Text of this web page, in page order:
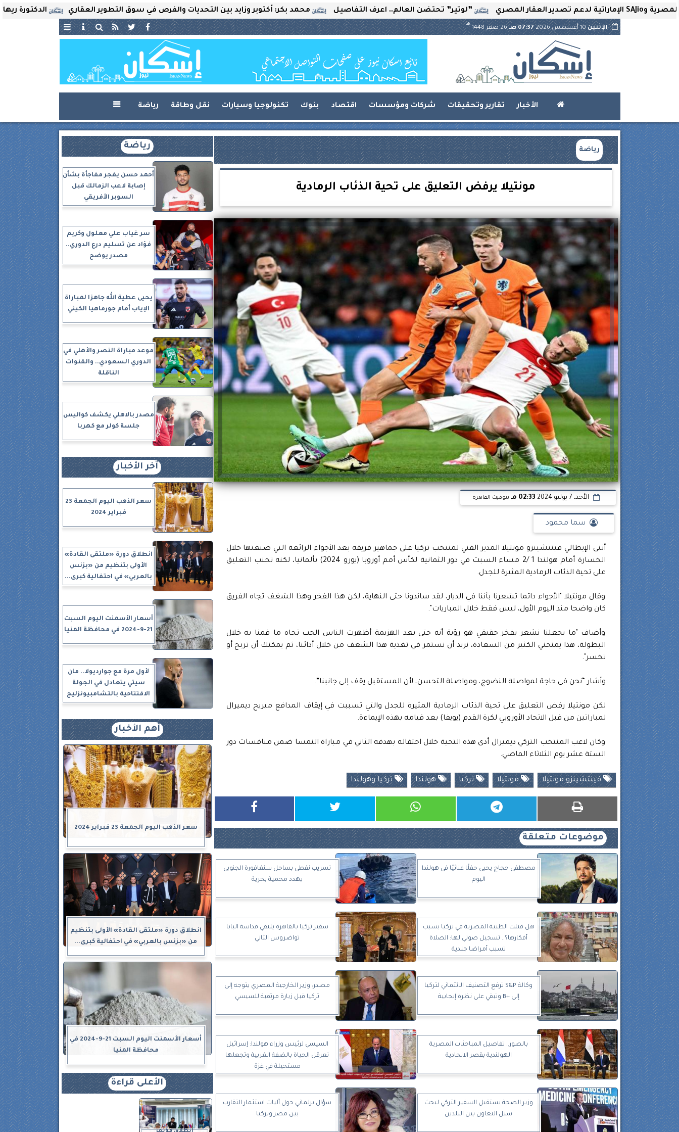
الدكتورة ريهام ثروت محمد بكر: أكتوبر وزايد بين التحديات والفرص في سوق التطوير العقاري ”لوتير” تحتضن العالم.. اعرف التفاصيل
الإثنين10 أغسطس 2026 07:37 صـ 26 صفر 1448
هـ
الأخبار تقارير وتحقيقات شركات ومؤسسات اقتصاد بنوك تكنولوجيا وسيارات نقل وطاقة رياضة 
رياضة
مونتيلا يرفض التعليق على تحية الذئاب الرمادية
الأحد، 7 يوليو 2024 02:33 مـ بتوقيت القاهرة
سما محمود
أثنى الإيطالي فينتشينزو مونتيلا المدير الفني لمنتخب تركيا على جماهير فريقه بعد الأجواء الرائعة التي صنعتها خلال
الخسارة أمام هولندا 1 /2 مساء السبت في دور الثمانية لكأس أمم أوروبا (يورو 2024) بألمانيا، لكنه تجنب التعليق
على تحية الذئاب الرمادية المثيرة للجدل.
وقال مونتيلا "الأجواء دائما تشعرنا بأننا في الديار، لقد ساندونا حتى النهاية، لكن هذا الفخر وهذا الشغف تجاه الفريق
كان واضحا منذ اليوم الأول، ليس فقط خلال المباريات".
وأضاف "ما يجعلنا نشعر بفخر حقيقي هو رؤية أنه حتى بعد الهزيمة أظهرت الناس الحب تجاه ما قمنا به خلال
البطولة، هذا يمنحني الكثير من السعادة، نريد أن نستمر في تغذية هذا الشغف من خلال أدائنا، ثم يمكنك أن تربح أو
تخسر".
وأشار “نحن في حاجة لمواصلة النضوج، ومواصلة التحسن، لأن المستقبل يقف إلى جانبنا”.
لكن مونتيلا رفض التعليق على تحية الذئاب الرمادية المثيرة للجدل والتي تسببت في إيقاف المدافع ميريح ديميرال
لمباراتين من قبل الاتحاد الأوروبي لكرة القدم (يويفا) بعد قيامه بهذه الإيماءة.
وكان لاعب المنتخب التركي ديميرال أدى هذه التحية خلال احتفاله بهدفه الثاني في مباراة النمسا ضمن منافسات دور
الستة عشر يوم الثلاثاء الماضي.
فينتشينزو مونتيلا مونتيلا تركيا هولندا تركيا وهولندا
موضوعات متعلقة
مصطفى حجاج يحيي حفلًا غنائيًا في هولندا
اليوم
تسريب نفطي بساحل سنغافورة الجنوبي
يهدد محمية بحرية
هل قتلت الطبية المصرية في تركيا بسبب
أفكارها؟.. تسجيل صوتي لها: الصلاة
تسبب أمراضا جلدية
سفير تركيا بالقاهرة يلتقي قداسة البابا
تواضروس الثاني‎
وكالة S&P ترفع التصنيف الائتماني لتركيا
إلى +B وتبقي على نظرة إيجابية
مصدر: وزير الخارجية المصري يتوجه إلى
تركيا قبل زيارة مرتقبة للسيسي
بالصور.. تفاصيل المباحثات المصرية
الهولندية بقصر الاتحادية
السيسي لرئيس وزراء هولندا: إسرائيل
تعرقل الحياة بالضفة الغربية وتجعلها
مستحيلة في غزة
وزير الصحة يستقبل السفير التركي لبحث
سبل التعاون بين البلدين
سؤال برلماني حول آليات استثمار التقارب
بين مصر وتركيا
رياضة
أحمد حسن يفجر مفاجأة بشأن
إصابة لاعب الزمالك قبل
السوبر الأفريقي
سر غياب علي معلول وكريم
فؤاد عن تسليم درع الدوري..
مصدر يوضح
يحيى عطية الله جاهزا لمباراة
الإياب أمام جورماهيا الكيني
موعد مباراة النصر والأهلي في
الدوري السعودي.. والقنوات
الناقلة
مصدر بالاهلي يكشف كواليس
جلسة كولر مع كهربا
آخر الأخبار
سعر الذهب اليوم الجمعة 23
فبراير 2024
انطلاق دورة «ملتقى القادة»
الأولى بتنظيم من «بزنس
بالعربي» في احتفالية كبرى...
أسعار الأسمنت اليوم السبت
21-9-2024 في محافظة المنيا
لأول مرة مع جوارديولا.. مان
سيتي يتعادل في الجولة
الافتتاحية بالتشامبيونزليج
أهم الأخبار
سعر الذهب اليوم الجمعة 23 فبراير 2024
انطلاق دورة «ملتقى القادة» الأولى بتنظيم
من «بزنس بالعربي» في احتفالية كبرى...
أسعار الأسمنت اليوم السبت 21-9-2024 في
محافظة المنيا
الأعلى قراءة
انطلاق مؤتمر